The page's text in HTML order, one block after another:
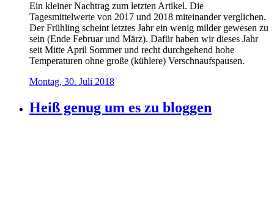
Ein kleiner Nachtrag zum letzten Artikel. Die
Tagesmittelwerte von 2017 und 2018 miteinander verglichen.
Der Frühling scheint letztes Jahr ein wenig milder gewesen zu
sein (Ende Februar und März). Dafür haben wir dieses Jahr
seit Mitte April Sommer und recht durchgehend hohe
Temperaturen ohne große (kühlere) Verschnaufspausen.
Montag, 30. Juli 2018
Heiß genug um es zu bloggen